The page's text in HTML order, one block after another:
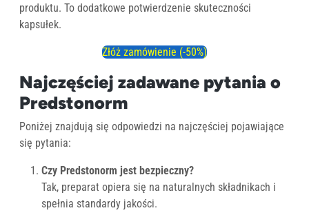
produktu. To dodatkowe potwierdzenie skuteczności
kapsułek.
Złóż zamówienie (-50%)
Najczęściej zadawane pytania o
Predstonorm
Poniżej znajdują się odpowiedzi na najczęściej pojawiające
się pytania:
Czy Predstonorm jest bezpieczny?
Tak, preparat opiera się na naturalnych składnikach i
spełnia standardy jakości.